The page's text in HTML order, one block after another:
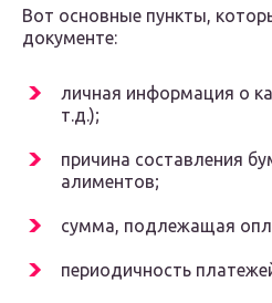
Вот основные пункты,
документе:
личная информация о
т.д.);
причина составления
алиментов;
сумма, подлежащая
периодичность